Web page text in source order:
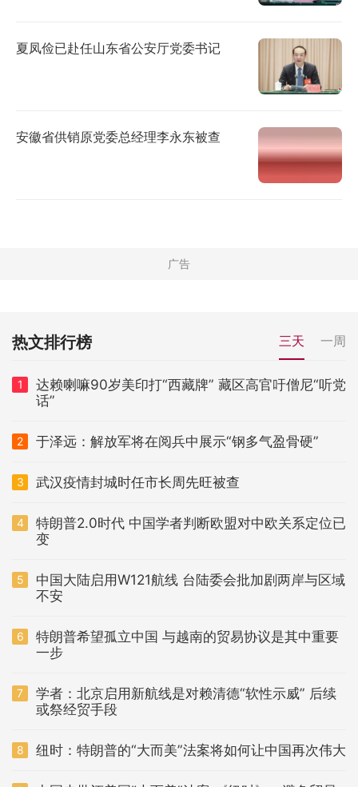
夏凤俭已赴任山东省公安厅党委书记
安徽省供销原党委总经理李永东被查
热文排行榜 三天 一周
1
达赖喇嘛90岁美印打“西藏牌” 藏区高官吁僧尼“听党
话”
2 于泽远：解放军将在阅兵中展示“钢多气盈骨硬”
3 武汉疫情封城时任市长周先旺被查
4
特朗普2.0时代 中国学者判断欧盟对中欧关系定位已
变
5
中国大陆启用W121航线 台陆委会批加剧两岸与区域
不安
6
特朗普希望孤立中国 与越南的贸易协议是其中重要
一步
7
学者：北京启用新航线是对赖清德“软性示威” 后续
或祭经贸手段
8 纽时：特朗普的“大而美”法案将如何让中国再次伟大